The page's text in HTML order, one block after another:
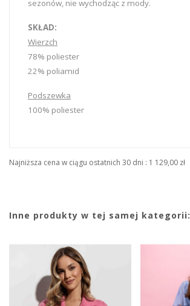
sezonów, nie wychodząc z mody.
SKŁAD:
Wierzch
78% poliester
22% poliamid
Podszewka
100% poliester
Najniższa cena w ciągu ostatnich 30 dni : 1 129,00 zł
Inne produkty w tej samej kategorii: